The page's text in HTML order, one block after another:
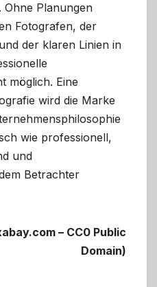
Planungen
Fotografen, der
der klaren Linien in
möglich. Eine
wird die Marke
wie professionell,
und
Betrachter
– CC0 Public
Domain)